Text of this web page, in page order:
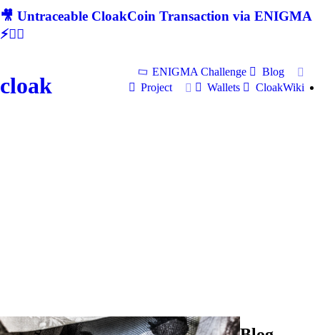
🎥 Untraceable CloakCoin Transaction via ENIGMA
⚡🕵‍♂
cloak
ENIGMA Challenge
Blog
Project
Wallets CloakWiki